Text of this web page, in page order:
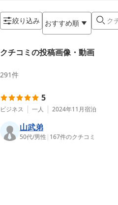
絞り込み おすすめ順
クチコミの投稿画像・動画
291件
5
ビジネス 一人 2024年11月宿泊
山武弟
50代/男性 | 167件のクチコミ